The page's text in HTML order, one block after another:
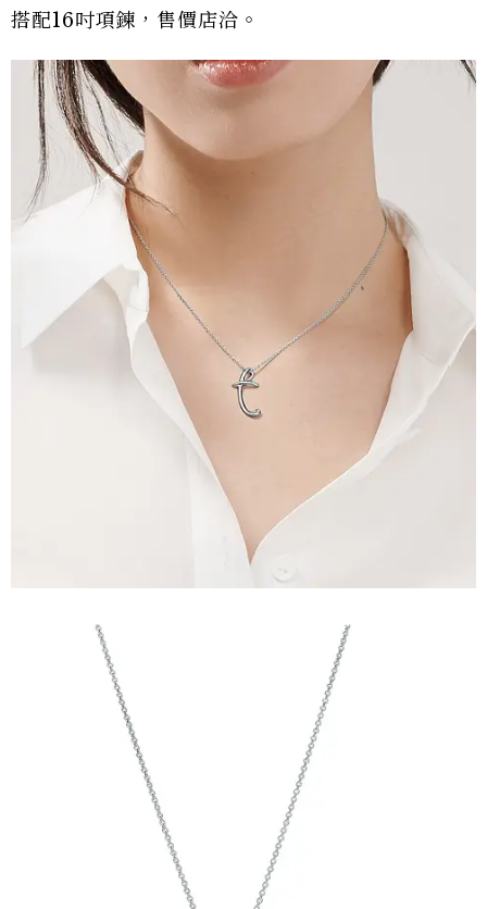
搭配16吋項鍊，售價店洽。